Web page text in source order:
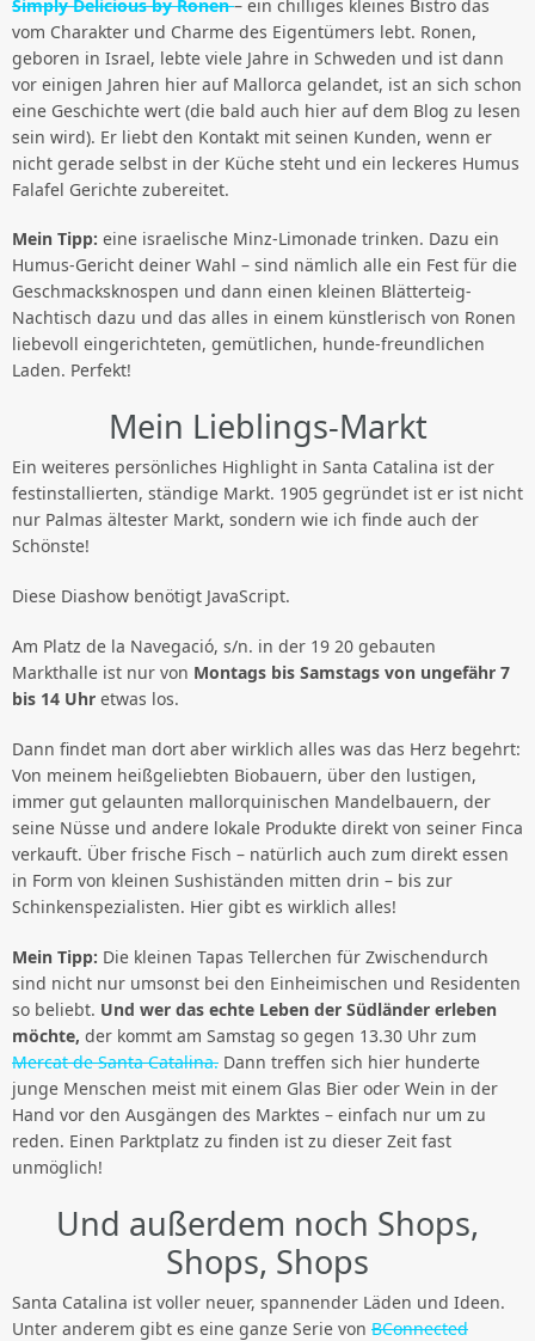
Simply Delicious by Ronen – ein chilliges kleines Bistro das
vom Charakter und Charme des Eigentümers lebt. Ronen,
geboren in Israel, lebte viele Jahre in Schweden und ist dann
vor einigen Jahren hier auf Mallorca gelandet, ist an sich schon
eine Geschichte wert (die bald auch hier auf dem Blog zu lesen
sein wird). Er liebt den Kontakt mit seinen Kunden, wenn er
nicht gerade selbst in der Küche steht und ein leckeres Humus
Falafel Gerichte zubereitet.
Mein Tipp: eine israelische Minz-Limonade trinken. Dazu ein
Humus-Gericht deiner Wahl – sind nämlich alle ein Fest für die
Geschmacksknospen und dann einen kleinen Blätterteig-
Nachtisch dazu und das alles in einem künstlerisch von Ronen
liebevoll eingerichteten, gemütlichen, hunde-freundlichen
Laden. Perfekt!
Mein Lieblings-Markt
Ein weiteres persönliches Highlight in Santa Catalina ist der
festinstallierten, ständige Markt. 1905 gegründet ist er ist nicht
nur Palmas ältester Markt, sondern wie ich finde auch der
Schönste!
Diese Diashow benötigt JavaScript.
Am Platz de la Navegació, s/n. in der 19 20 gebauten
Markthalle ist nur von Montags bis Samstags von ungefähr 7
bis 14 Uhr etwas los.
Dann findet man dort aber wirklich alles was das Herz begehrt:
Von meinem heißgeliebten Biobauern, über den lustigen,
immer gut gelaunten mallorquinischen Mandelbauern, der
seine Nüsse und andere lokale Produkte direkt von seiner Finca
verkauft. Über frische Fisch – natürlich auch zum direkt essen
in Form von kleinen Sushiständen mitten drin – bis zur
Schinkenspezialisten. Hier gibt es wirklich alles!
Mein Tipp: Die kleinen Tapas Tellerchen für Zwischendurch
sind nicht nur umsonst bei den Einheimischen und Residenten
so beliebt. Und wer das echte Leben der Südländer erleben
möchte, der kommt am Samstag so gegen 13.30 Uhr zum
Mercat de Santa Catalina. Dann treffen sich hier hunderte
junge Menschen meist mit einem Glas Bier oder Wein in der
Hand vor den Ausgängen des Marktes – einfach nur um zu
reden. Einen Parktplatz zu finden ist zu dieser Zeit fast
unmöglich!
Und außerdem noch Shops,
Shops, Shops
Santa Catalina ist voller neuer, spannender Läden und Ideen.
Unter anderem gibt es eine ganze Serie von BConnected